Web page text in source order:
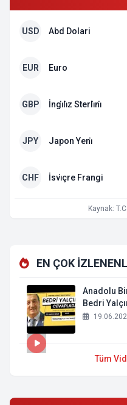
USD Abd Dolari
EUR Euro
GBP İngi̇li̇z Sterli̇ni̇
JPY Japon Yeni̇
CHF İsvi̇çre Frangi
Kaynak:
EN ÇOK
Anadolu
Bedri
Konuştu
Tüm